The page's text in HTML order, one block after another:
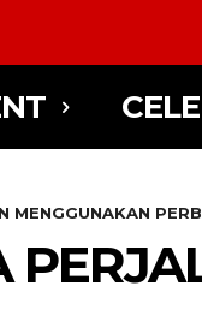
MENGGUNAKAN